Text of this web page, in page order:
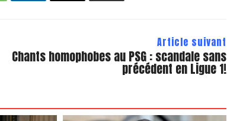
Article suivant
Chants homophobes au PSG : scandale sans
précédent en Ligue 1!